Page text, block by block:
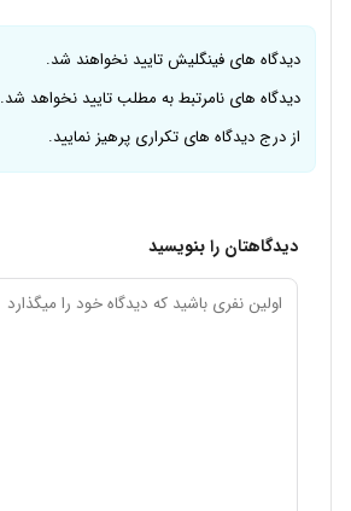
دیدگاه های فینگلیش تایید نخواهند شد.
دیدگاه های نامرتبط به مطلب تایید نخواهد شد.
از درج دیدگاه های تکراری پرهیز نمایید.
دیدگاهتان را بنویسید